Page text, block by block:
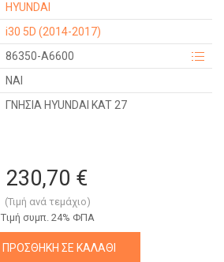
HYUNDAI
i30 5D (2014-2017)
86350-A6600
ΝΑΙ
ΓΝΗΣΙΑ HYUNDAI KAT 27
230,70 €
(Τιμή ανά τεμάχιο)
Tιμή συμπ. 24% ΦΠΑ
ΠΡΟΣΘΉΚΗ ΣΕ ΚΑΛΆΘΙ